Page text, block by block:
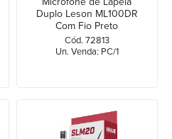
Duplo Leson ML100DR
Com Fio Preto
Cód. 72813
Un. Venda: PC/1